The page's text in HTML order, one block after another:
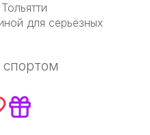
для серьёзных